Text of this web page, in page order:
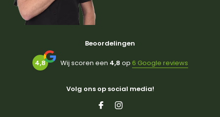
Beoordelingen
4,8 Wij scoren een 4,8 op 6 Google reviews
Volg ons op social media!